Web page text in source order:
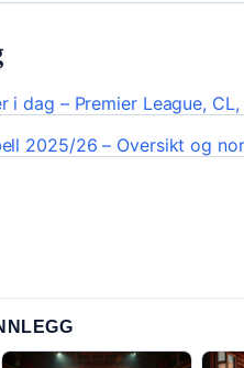
i dag – Premier League, CL,
2025/26 – Oversikt og